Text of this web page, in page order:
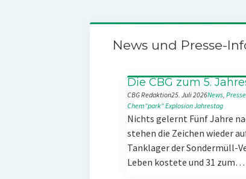
News und Presse-
Die CBG zum 5.
CBG Redaktion25. Juli 2026News,
Chem“park“ExplosionJahrestag
Nichts gelernt Fünf Jahre
stehen die Zeichen wieder
Tanklager der Sondermüll-
Leben kostete und 31 zum…